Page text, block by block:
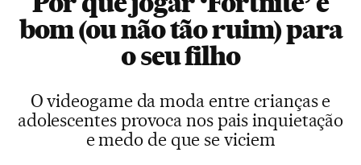
bom (ou não tão ruim) para
o seu filho
O videogame da moda entre crianças e
adolescentes provoca nos pais inquietação
e medo de que se viciem